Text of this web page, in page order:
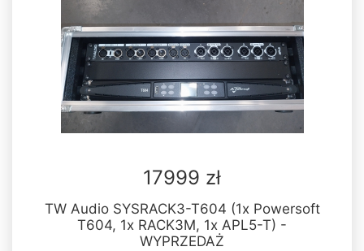
17999 zł
TW Audio SYSRACK3-T604 (1x Powersoft
T604, 1x RACK3M, 1x APL5-T) -
WYPRZEDAŻ